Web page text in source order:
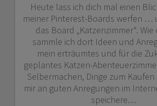
Heute lass ich dich mal einen
meiner Pinterest-Boards werfen …
das Board „Katzenzimmer“.
sammle ich dort Ideen und
mein erträumtes und für die
geplantes Katzen-
Selbermachen, Dinge zum Kaufen
mir an guten Anregungen im
speichere…